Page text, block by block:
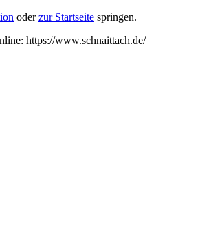
oderzur Startseite springen.
https://www.schnaittach.de/